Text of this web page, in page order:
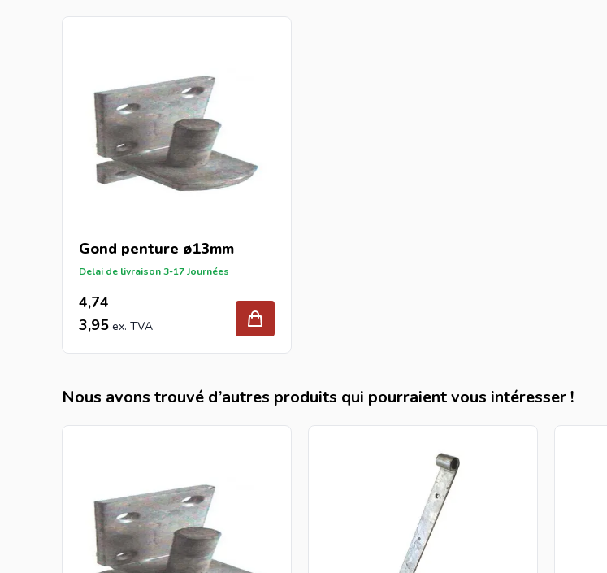
Gond penture ø13mm
Delai de livraison 3-17 Journées
4,74
3,95
Nous avons trouvé d’autres produits qui pourraient vous intéresser !